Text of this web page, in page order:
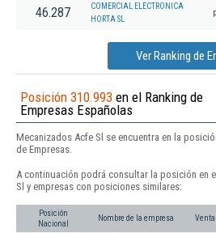
46.287
COMERCIAL ELECTRONICA
HORTA SL
Ver Ranking de
Posición 310.993 en el Ranking de
Empresas Españolas
Mecanizados Acfe Sl se encuentra en la
de Empresas.
A continuación podrá consultar la posición en
Sl y empresas con posiciones similares:
Posición
Nacional
Nombre de la empresa